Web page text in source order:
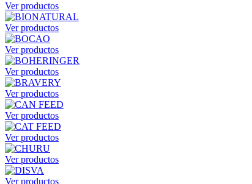
Ver productos
Ver productos
Ver productos
Ver productos
Ver productos
Ver productos
Ver productos
Ver productos
Ver productos